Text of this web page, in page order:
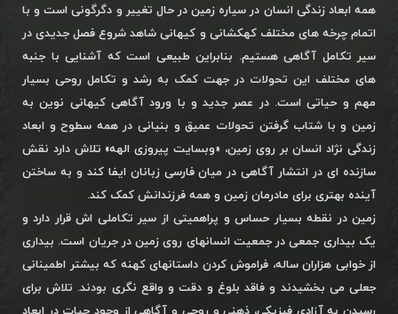
همه ابعاد زندگی انسان در سیاره زمین در حال تغییر و دگرگونی است و با
اتمام چرخه های مختلف کهکشانی و کیهانی شاهد شروع فصل جدیدی در
سیر تکامل آگاهی هستیم. بنابراین طبیعی است که آشنایی با جنبه
های مختلف این تحولات در جهت کمک به رشد و تکامل روحی بسیار
مهم و حیاتی است. در عصر جدید و با ورود آگاهی کیهانی نوین به
زمین و با شتاب گرفتن تحولات عمیق و بنیانی در همه سطوح و ابعاد
زندگی نژاد انسان بر روی زمین، «وبسایت پیروزی الهه» تلاش دارد نقش
سازنده ای در انتشار آگاهی در میان فارسی زبانان ایفا کند و به ساختن
آینده بهتری برای مادرمان زمین و همه فرزندانش کمک کند.
زمین در نقطه بسیار حساس و پراهمیتی از سیر تکاملی اش قرار دارد و
یک بیداری جمعی در جمعیت انسانهای روی زمین در جریان است. بیداری
از خوابی هزاران ساله، فراموش کردن داستانهای کهنه که بیشتر اطمینانی
جعلی می بخشیدند و فاقد بلوغ و دقت و واقع نگری بودند. تلاش برای